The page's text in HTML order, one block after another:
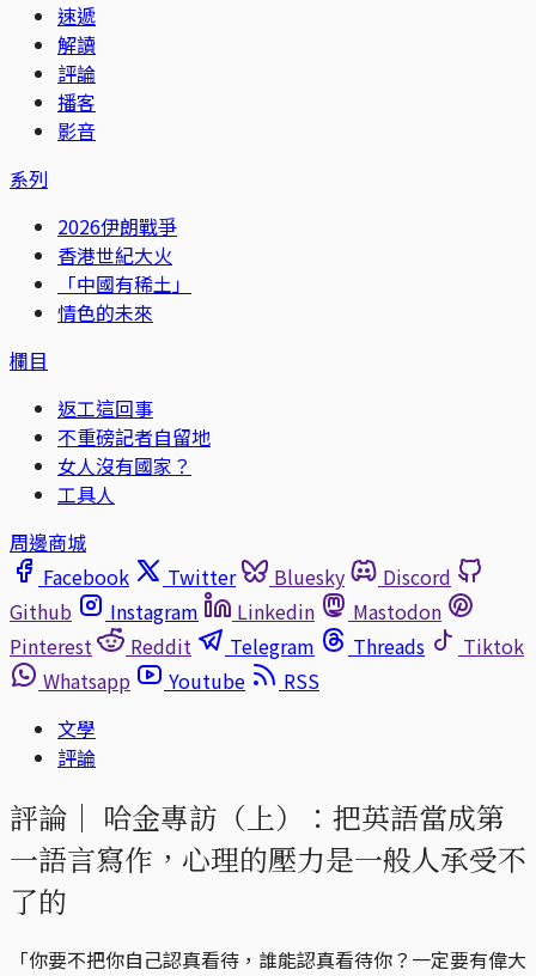
速遞
解讀
評論
播客
影音
系列
2026伊朗戰爭
香港世紀大火
「中國有稀土」
情色的未來
欄目
返工這回事
不重磅記者自留地
女人沒有國家？
工具人
周邊商城
Facebook
Twitter Bluesky
Discord
Github
Instagram Linkedin
Mastodon
Pinterest
Reddit Telegram Threads
Tiktok
Whatsapp
Youtube
RSS
文學
評論
評論｜ 哈金專訪（上）：把英語當成第
一語言寫作，心理的壓力是一般人承受不
了的
「你要不把你自己認真看待，誰能認真看待你？一定要有偉大